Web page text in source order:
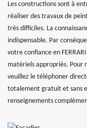
Les constructions sont à
réaliser des travaux de
très difficiles. La
indispensable. Par
votre confiance en
matériels appropriés. Pour
veuillez le téléphoner
totalement gratuit et sans
renseignements